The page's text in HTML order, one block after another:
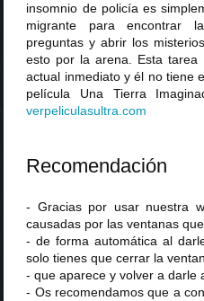
insomnio de policía es
migrante para encontrar
preguntas y abrir los
esto por la arena. Esta
actual inmediato y él no tiene
película Una Tierra
verpeliculasultra .com
Recomendación
- Gracias por usar nuestra
causadas por las ventanas
- de forma automática al
solo tienes que cerrar la
- que aparece y volver a darle
- Os recomendamos que a